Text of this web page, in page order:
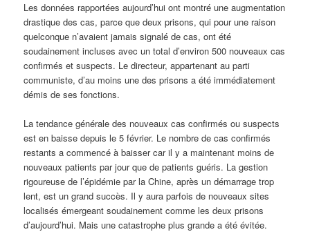
Les données rapportées aujourd’hui ont montré une augmentation
drastique des cas, parce que deux prisons, qui pour une raison
quelconque n’avaient jamais signalé de cas, ont été
soudainement incluses avec un total d’environ 500 nouveaux cas
confirmés et suspects. Le directeur, appartenant au parti
communiste, d’au moins une des prisons a été immédiatement
démis de ses fonctions.
La tendance générale des nouveaux cas confirmés ou suspects
est en baisse depuis le 5 février. Le nombre de cas confirmés
restants a commencé à baisser car il y a maintenant moins de
nouveaux patients par jour que de patients guéris. La gestion
rigoureuse de l’épidémie par la Chine, après un démarrage trop
lent, est un grand succès. Il y aura parfois de nouveaux sites
localisés émergeant soudainement comme les deux prisons
d’aujourd’hui. Mais une catastrophe plus grande a été évitée.